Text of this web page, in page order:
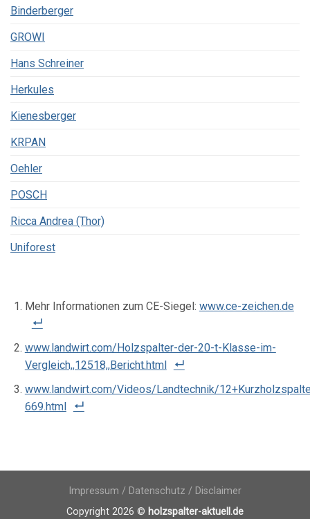
Binderberger
GROWI
Hans Schreiner
Herkules
Kienesberger
KRPAN
Oehler
POSCH
Ricca Andrea (Thor)
Uniforest
Mehr Informationen zum CE-Siegel: www.ce-zeichen.de
www.landwirt.com/Holzspalter-der-20-t-Klasse-im-
Vergleich,,12518,,Bericht.html
www.landwirt.com/Videos/Landtechnik/
669.html
Impressum / Datenschutz / Disclaimer
Copyright 2026 © holzspalter-aktuell.de